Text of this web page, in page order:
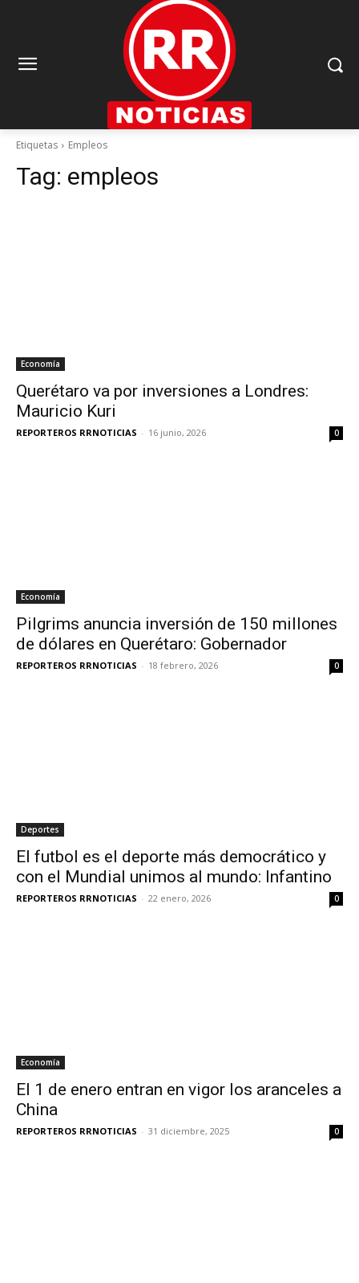
Etiquetas Empleos
Tag: empleos
Economía
Querétaro va por inversiones a Londres:
Mauricio Kuri
REPORTEROS RRNOTICIAS - 16 junio, 2026 0
Economía
Pilgrims anuncia inversión de 150 millones
de dólares en Querétaro: Gobernador
REPORTEROS RRNOTICIAS - 18 febrero, 2026 0
Deportes
El futbol es el deporte más democrático y
con el Mundial unimos al mundo: Infantino
REPORTEROS RRNOTICIAS - 22 enero, 2026 0
Economía
El 1 de enero entran en vigor los aranceles a
China
REPORTEROS RRNOTICIAS - 31 diciembre, 2025 0